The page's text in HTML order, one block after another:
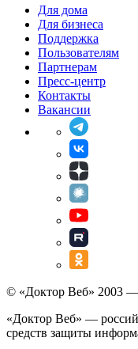
Для дома
Для бизнеса
Поддержка
Пользователям
Партнерам
Пресс-центр
Контакты
Вакансии
© «Доктор Веб» 2003 —
«Доктор Веб» —
средств защиты